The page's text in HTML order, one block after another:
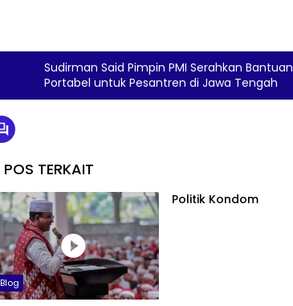
Sudirman Said Pimpin PMI Serahkan
Portabel untuk Pesantren di Jawa Tengah
POS TERKAIT
Blog
Politik Kondom